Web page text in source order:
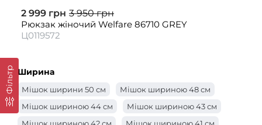
Фільтр
2 999 грн 3 950 грн
Рюкзак жіночий Welfare 86710 GREY
Ц0119572
Ширина
Мішок ширини 50 см
Мішок шириною 48 см
Мішок шириною 44 см
Мішок шириною 43 см